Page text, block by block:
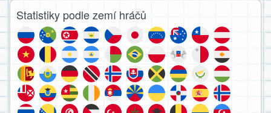
Statistiky podle zemí hráčů